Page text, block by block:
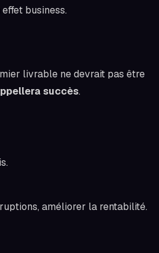
business.
livrable ne devrait pas être
succès.
améliorer la rentabilité.